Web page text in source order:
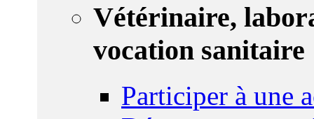
Vétérinaire,
vocation sanitaire
Participer à une